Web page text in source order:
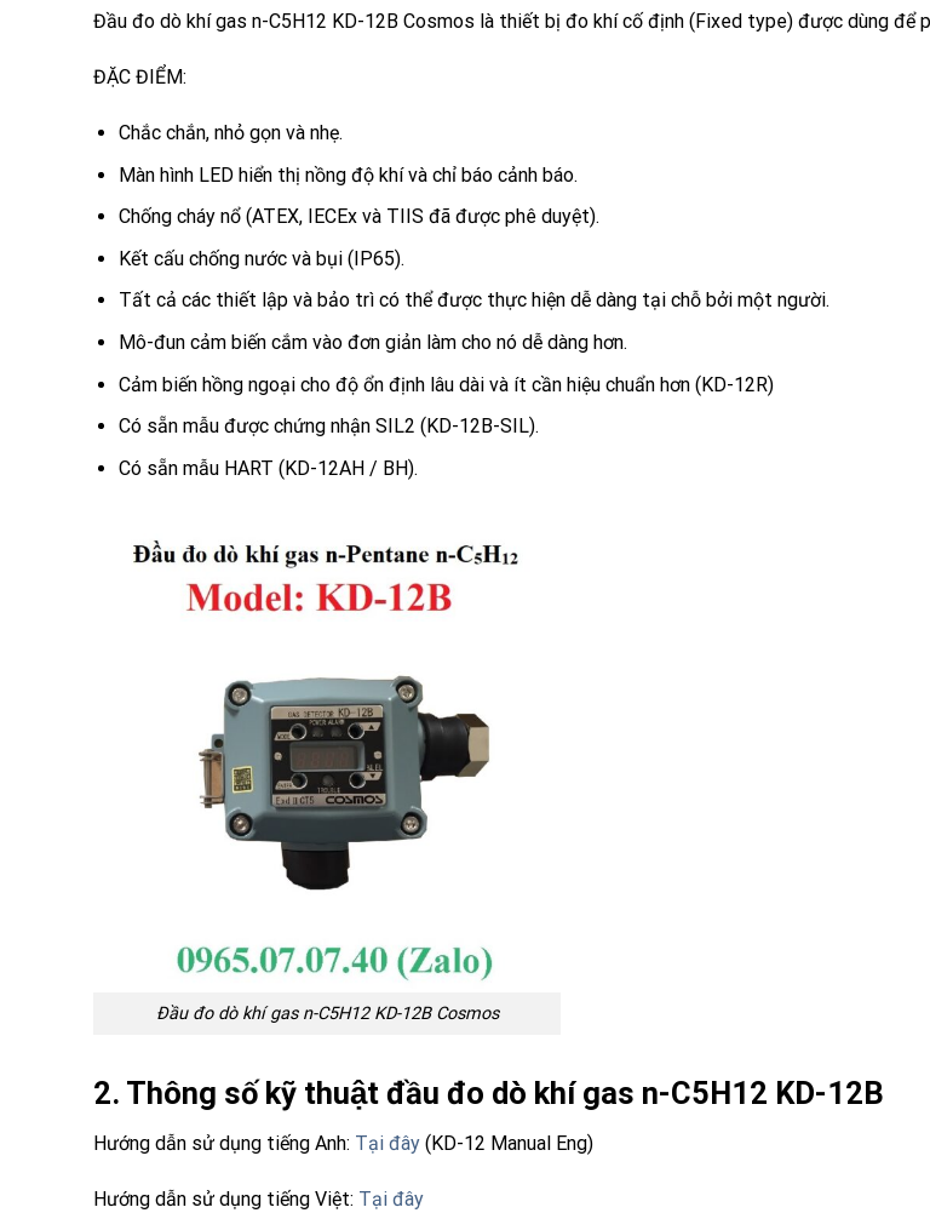
Đầu đo dò khí gas n-C5H12 KD-12B Cosmos là thiết bị đo khí cố định (Fixed type) được dùng để
ĐẶC ĐIỂM:
Chắc chắn, nhỏ gọn và nhẹ.
Màn hình LED hiển thị nồng độ khí và chỉ báo cảnh báo.
Chống cháy nổ (ATEX, IECEx và TIIS đã được phê duyệt).
Kết cấu chống nước và bụi (IP65).
Tất cả các thiết lập và bảo trì có thể được thực hiện dễ dàng tại chỗ bởi một người.
Mô-đun cảm biến cắm vào đơn giản làm cho nó dễ dàng hơn.
Cảm biến hồng ngoại cho độ ổn định lâu dài và ít cần hiệu chuẩn hơn (KD-12R)
Có sẵn mẫu được chứng nhận SIL2 (KD-12B-SIL).
Có sẵn mẫu HART (KD-12AH / BH).
Đầu đo dò khí gas n-C5H12 KD-12B Cosmos
2. Thông số kỹ thuật đầu đo dò khí gas n-C5H12 KD-12B
Hướng dẫn sử dụng tiếng Anh: Tại đây (KD-12 Manual Eng)
Hướng dẫn sử dụng tiếng Việt: Tại đây